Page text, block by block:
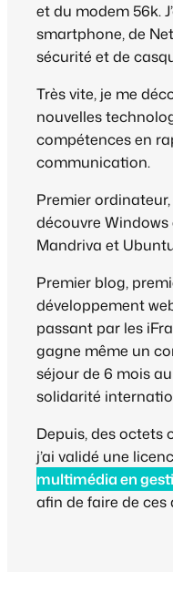
et du modem 56k.
smartphone, de
sécurité et de
Très vite, je me
nouvelles
compétences en
communication.
Premier
découvre
Mandriva et
Premier blog,
développement
passant par les
gagne même un
séjour de 6 mois
solidarité
Depuis, des octets
j’ai validé une
multimédia en
afin de faire de